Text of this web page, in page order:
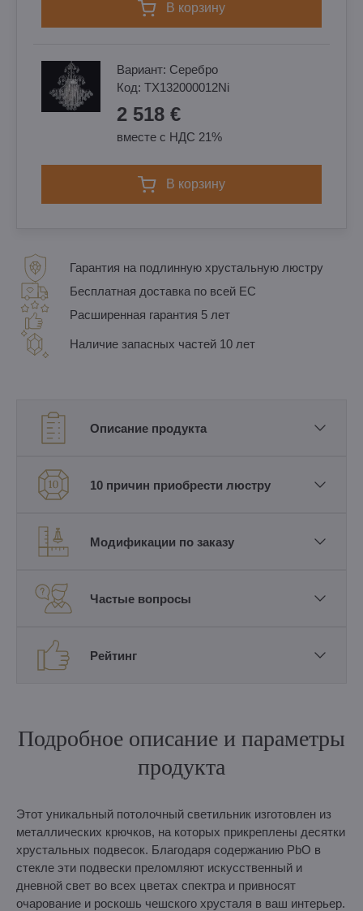
в корзину
Вариант: Cеребро
Код: TX132000012Ni
2 518 €
вместе с НДС 21%
в корзину
Гарантия на подлинную хрустальную люстру
Бесплатная доставка по всей ЕС
Расширенная гарантия 5 лет
Наличие запасных частей 10 лет
Описание продукта
10 причин приобрести люстру
Модификации по заказу
Частые вопросы
Рейтинг
Подробное описание и параметры
продукта
Этот уникальный потолочный светильник изготовлен из
металлических крючков, на которых прикреплены десятки
хрустальных подвесок. Благодаря содержанию PbO в
стекле эти подвески преломляют искусственный и
дневной свет во всех цветах спектра и привносят
очарование и роскошь чешского хрусталя в ваш интерьер.